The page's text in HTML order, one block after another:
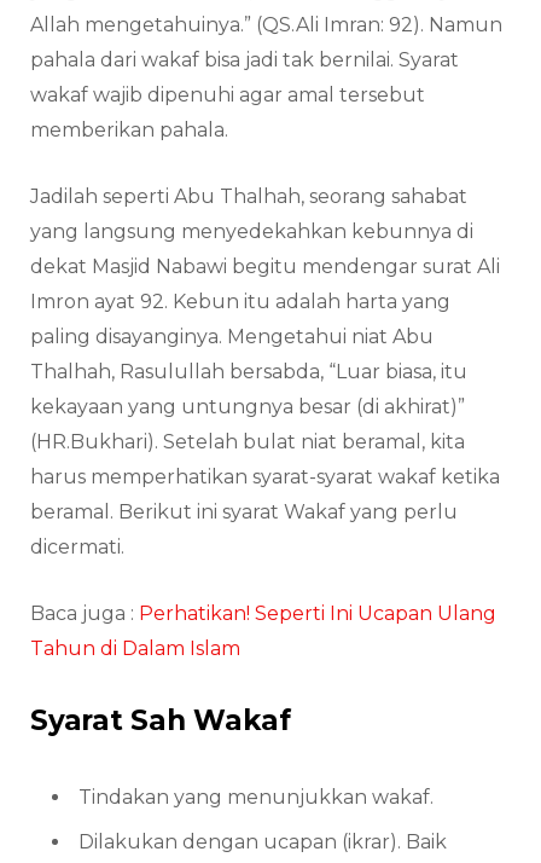
Allah mengetahuinya.” (QS.Ali Imran: 92). Namun
pahala dari wakaf bisa jadi tak bernilai. Syarat
wakaf wajib dipenuhi agar amal tersebut
memberikan pahala.
Jadilah seperti Abu Thalhah, seorang sahabat
yang langsung menyedekahkan kebunnya di
dekat Masjid Nabawi begitu mendengar surat Ali
Imron ayat 92. Kebun itu adalah harta yang
paling disayanginya. Mengetahui niat Abu
Thalhah, Rasulullah bersabda, “Luar biasa, itu
kekayaan yang untungnya besar (di akhirat)”
(HR.Bukhari). Setelah bulat niat beramal, kita
harus memperhatikan syarat-syarat wakaf ketika
beramal. Berikut ini syarat Wakaf yang perlu
dicermati.
Baca juga : Perhatikan! Seperti Ini Ucapan Ulang
Tahun di Dalam Islam
Syarat Sah Wakaf
Tindakan yang menunjukkan wakaf.
Dilakukan dengan ucapan (ikrar). Baik